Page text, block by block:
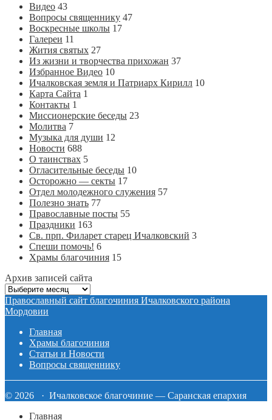
Видео 43
Вопросы священнику 47
Воскресные школы 17
Галереи 11
Жития святых 27
Из жизни и творчества прихожан 37
Избранное Видео 10
Ичалковская земля и Патриарх Кирилл 10
Карта Сайта 1
Контакты 1
Миссионерские беседы 23
Молитва 7
Музыка для души 12
Новости 688
О таинствах 5
Огласительные беседы 10
Осторожно — секты 17
Отдел молодежного служения 57
Полезно знать 77
Православные посты 55
Праздники 163
Св. прп. Филарет старец Ичалковский 3
Спеши помочь! 6
Храмы благочиния 15
Архив записей сайта
Архив
записей
сайта
Православный сайт благочиния Ичалковского района
Мордовии
Главная
Храмы благочиния
Статьи и Новости
Вопросы священнику
© 2026 · Ичалковское благочиние — Саранская епархия
Главная